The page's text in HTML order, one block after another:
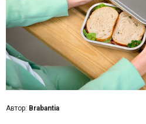
Автор: Brabantia